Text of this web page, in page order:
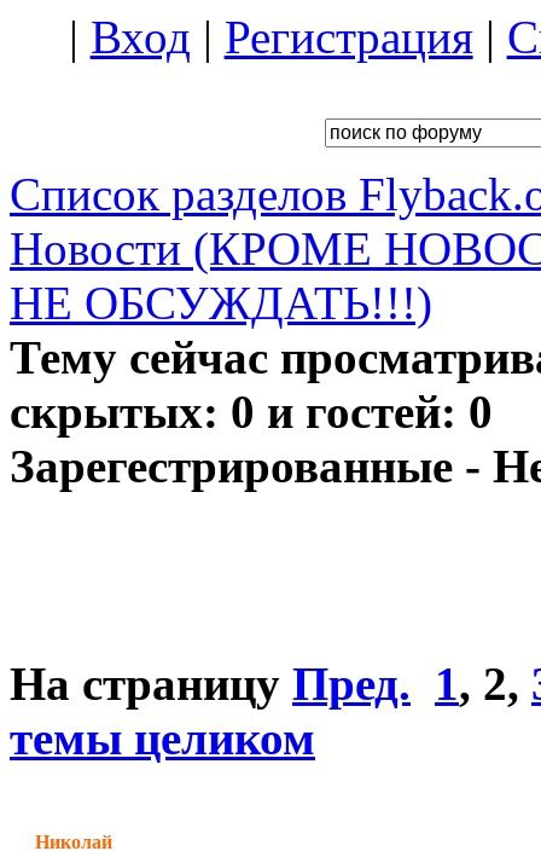
| Вход | Регистрация|
Список разделов
Новости (КРОМЕ
НЕ ОБСУЖДАТЬ!!!)
Тему сейчас
скрытых: 0 и гостей: 0
Зарегестрированные -
На страницу Пред. 1, 2,
темы целиком
Николай